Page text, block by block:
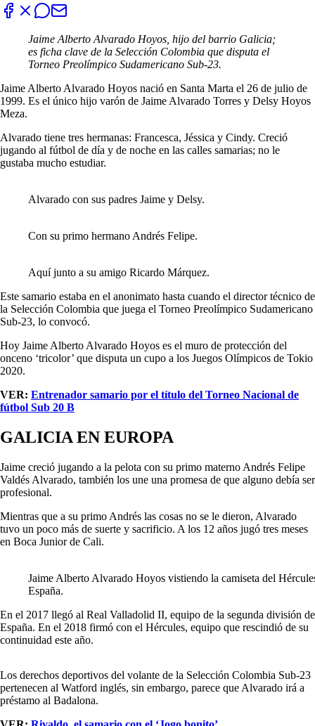
Jaime Alberto Alvarado Hoyos, hijo del barrio Galicia;
es ficha clave de la Selección Colombia que disputa el
Torneo Preolímpico Sudamericano Sub-23.
Jaime Alberto Alvarado Hoyos nació en Santa Marta el 26 de julio de
1999. Es el único hijo varón de Jaime Alvarado Torres y Delsy Hoyos
Meza.
Alvarado tiene tres hermanas: Francesca, Jéssica y Cindy. Creció
jugando al fútbol de día y de noche en las calles samarias; no le
gustaba mucho estudiar.
Alvarado con sus padres Jaime y Delsy.
Con su primo hermano Andrés Felipe.
Aquí junto a su amigo Ricardo Márquez.
Este samario estaba en el anonimato hasta cuando el director técnico de
la Selección Colombia que juega el Torneo Preolímpico Sudamericano
Sub-23, lo convocó.
Hoy Jaime Alberto Alvarado Hoyos es el muro de protección del
onceno ‘tricolor’ que disputa un cupo a los Juegos Olímpicos de Tokio
2020.
VER: Entrenador samario por el título del Torneo Nacional de
fútbol Sub 20 B
GALICIA EN EUROPA
Jaime creció jugando a la pelota con su primo materno Andrés Felipe
Valdés Alvarado, también los une una promesa de que alguno debía ser
profesional.
Mientras que a su primo Andrés las cosas no se le dieron, Alvarado
tuvo un poco más de suerte y sacrificio. A los 12 años jugó tres meses
en Boca Junior de Cali.
Jaime Alberto Alvarado Hoyos vistiendo la camiseta del
España.
En el 2017 llegó al Real Valladolid II, equipo de la segunda división de
España. En el 2018 firmó con el Hércules, equipo que rescindió de su
continuidad este año.
Los derechos deportivos del volante de la Selección Colombia Sub-23
pertenecen al Watford inglés, sin embargo, parece que Alvarado irá a
préstamo al Badalona.